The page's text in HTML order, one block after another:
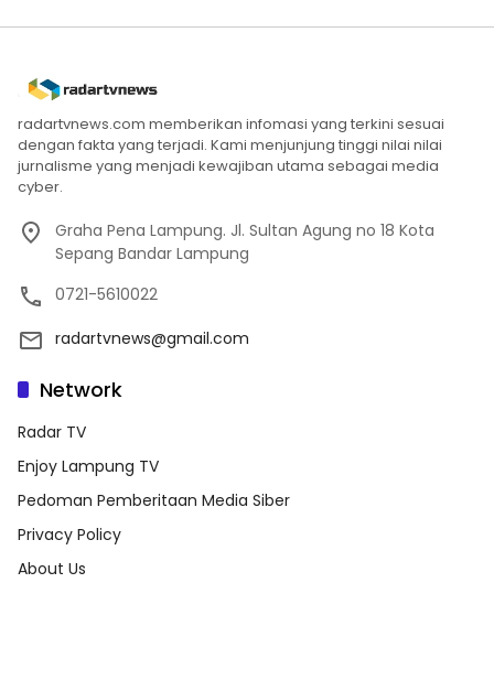
radartvnews.com memberikan infomasi yang terkini sesuai
dengan fakta yang terjadi. Kami menjunjung tinggi nilai nilai
jurnalisme yang menjadi kewajiban utama sebagai media
cyber.
Graha Pena Lampung. Jl. Sultan Agung no 18 Kota
Sepang Bandar Lampung
0721-5610022
radartvnews@gmail.com
Network
Radar TV
Enjoy Lampung TV
Pedoman Pemberitaan Media Siber
Privacy Policy
About Us